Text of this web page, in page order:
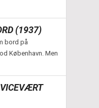
(1937)
bord på
København. Men
VICEVÆRT